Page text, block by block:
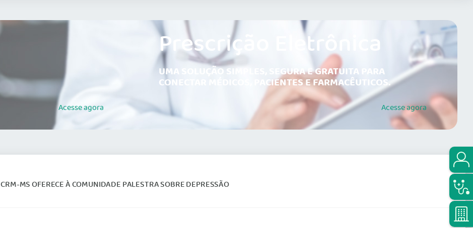
Acesseagora
Prescrição Eletrônica
UMA SOLUÇÃO SIMPLES, SEGURA E GRATUITA PARA
CONECTAR MÉDICOS, PACIENTES E FARMACÊUTICOS.
Acesseagora
CRM-MS OFERECE À COMUNIDADE PALESTRA SOBRE DEPRESSÃO